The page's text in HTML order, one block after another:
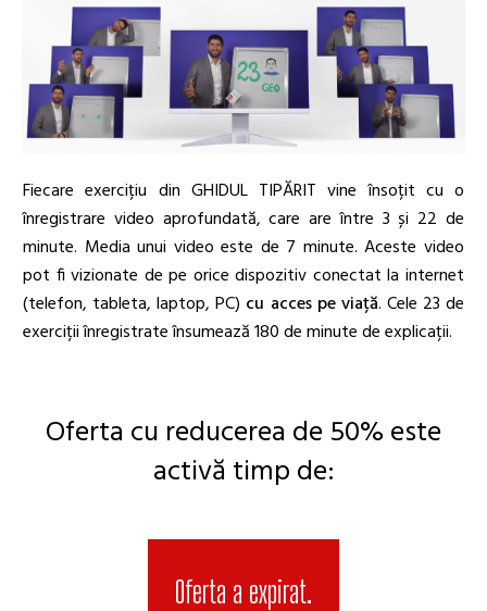
Fiecare exercițiu din GHIDUL TIPĂRIT vine însoțit cu o
înregistrare video aprofundată, care are între 3 și 22 de
minute. Media unui video este de 7 minute. Aceste video
pot fi vizionate de pe orice dispozitiv conectat la internet
(telefon, tableta, laptop, PC) cu acces pe viață. Cele 23 de
exerciții înregistrate însumează 180 de minute de explicații.
Oferta cu reducerea de 50% este
activă timp de:
Oferta a expirat.